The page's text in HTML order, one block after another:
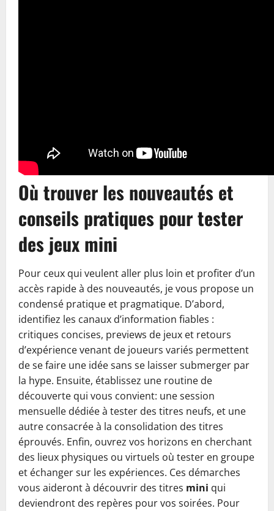
Où trouver les nouveautés et
conseils pratiques pour tester
des jeux mini
Pour ceux qui veulent aller plus loin et profiter d’un
accès rapide à des nouveautés, je vous propose un
condensé pratique et pragmatique. D’abord,
identifiez les canaux d’information fiables :
critiques concises, previews de jeux et retours
d’expérience venant de joueurs variés permettent
de se faire une idée sans se laisser submerger par
la hype. Ensuite, établissez une routine de
découverte qui vous convient: une session
mensuelle dédiée à tester des titres neufs, et une
autre consacrée à la consolidation des titres
éprouvés. Enfin, ouvrez vos horizons en cherchant
des lieux physiques ou virtuels où tester en groupe
et échanger sur les expériences. Ces démarches
vous aideront à découvrir des titres mini qui
deviendront des repères pour vos soirées. Pour